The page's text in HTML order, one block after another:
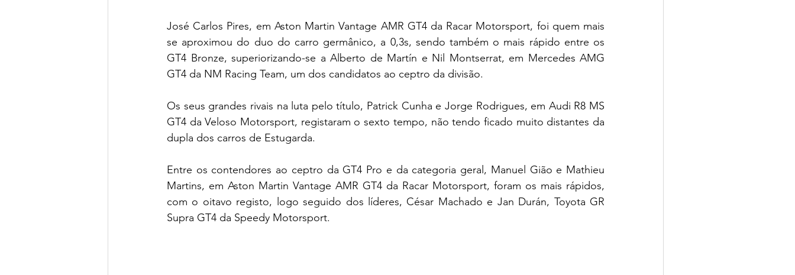
José Carlos Pires, em Aston Martin Vantage AMR GT4 da Racar Motorsport, foi quem mais
se aproximou do duo do carro germânico, a 0,3s, sendo também o mais rápido entre os
GT4 Bronze, superiorizando-se a Alberto de Martín e Nil Montserrat, em Mercedes AMG
GT4 da NM Racing Team, um dos candidatos ao ceptro da divisão.
Os seus grandes rivais na luta pelo título, Patrick Cunha e Jorge Rodrigues, em Audi R8 MS
GT4 da Veloso Motorsport, registaram o sexto tempo, não tendo ficado muito distantes da
dupla dos carros de Estugarda.
Entre os contendores ao ceptro da GT4 Pro e da categoria geral, Manuel Gião e Mathieu
Martins, em Aston Martin Vantage AMR GT4 da Racar Motorsport, foram os mais rápidos,
com o oitavo registo, logo seguido dos líderes, César Machado e Jan Durán, Toyota GR
Supra GT4 da Speedy Motorsport.